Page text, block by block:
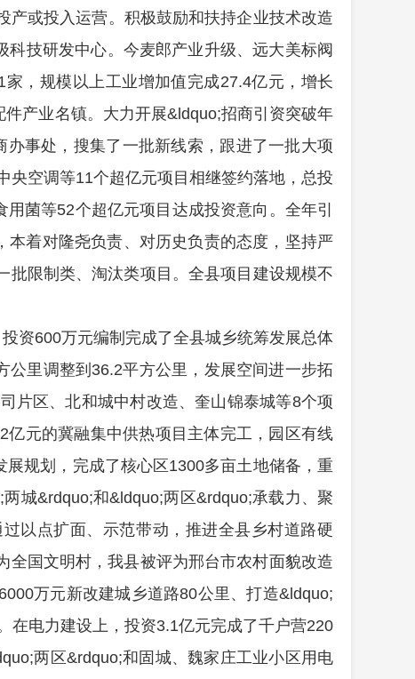
产或投入运营。积极鼓励和扶持企业技术改造
技研发中心。今麦郎产业升级、远大美标阀
，规模以上工业增加值完成27.4亿元，增长
产业名镇。大力开展&ldquo;招商引资突破年
事处，搜集了一批新线索，跟进了一批大项
央空调等11个超亿元项目相继签约落地，总投
菌等52个超亿元项目达成投资意向。 全年引
本着对隆尧负责、对历史负责的态度，坚持严
批限制类、淘汰类项目。全县项目建设规模不
资600万元编制完成了全县城乡统筹发展总体
里调整到36.2平方公里，发展空间进一步拓
片区、北和城中村改造、奎山锦泰城等8个项
元的冀融集中供热项目主体完工，园区有线
规划，完成了核心区1300多亩土地储备，重
城&rdquo;和&ldquo;两区&rdquo;承载力、聚
以点扩面、示范带动，推进全县乡村道路硬
国文明村，我县被评为邢台市农村面貌改造
万元新改建城乡道路80公里、打造&ldquo;
在电力建设上，投资3.1亿元完成了千户营220
两区&rdquo;和固城、魏家庄工业小区用电